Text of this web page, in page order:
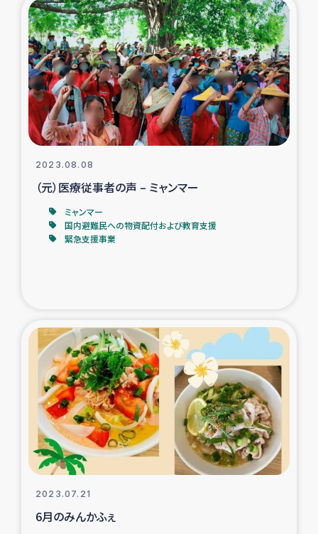
トルコ・シリア地震被災者支援
デニヤヤ小規模紅茶農家支援
コーヒー生産者支援
アイナロ県マウベシ郡でのコーヒー畑改善事業
ベイルート大規模爆発被災者支援
女性の生計向上支援
2023.08.08
（元）医療従事者の声 – ミャンマー
ミャンマー
国内避難民への物資配付および教育支援
緊急支援事業
2023.07.21
6月のみんかふぇ